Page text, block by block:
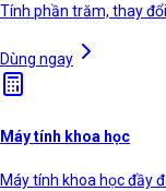
Tính phần trăm, thay
Dùng ngay
Máy tính khoa học
Máy tính khoa học đầy